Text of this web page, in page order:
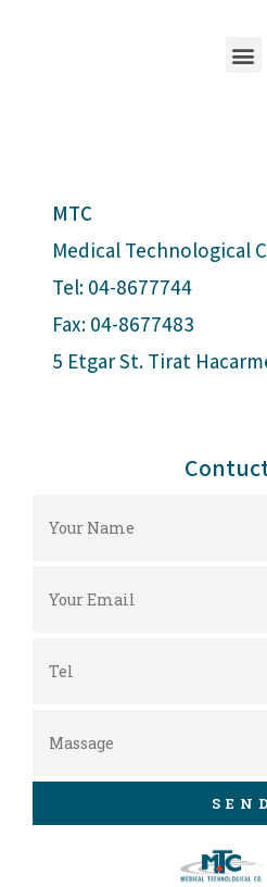
MTC
Medical Technological
Tel: 04-8677744
Fax: 04-8677483
5 Etgar St. Tirat
SEND